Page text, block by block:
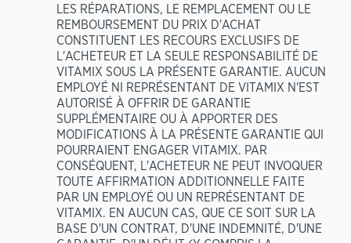
LES RÉPARATIONS, LE REMPLACEMENT OU LE
REMBOURSEMENT DU PRIX D'ACHAT
CONSTITUENT LES RECOURS EXCLUSIFS DE
L'ACHETEUR ET LA SEULE RESPONSABILITÉ DE
VITAMIX SOUS LA PRÉSENTE GARANTIE. AUCUN
EMPLOYÉ NI REPRÉSENTANT DE VITAMIX N'EST
AUTORISÉ À OFFRIR DE GARANTIE
SUPPLÉMENTAIRE OU À APPORTER DES
MODIFICATIONS À LA PRÉSENTE GARANTIE QUI
POURRAIENT ENGAGER VITAMIX. PAR
CONSÉQUENT, L'ACHETEUR NE PEUT INVOQUER
TOUTE AFFIRMATION ADDITIONNELLE FAITE
PAR UN EMPLOYÉ OU UN REPRÉSENTANT DE
VITAMIX. EN AUCUN CAS, QUE CE SOIT SUR LA
BASE D'UN CONTRAT, D'UNE INDEMNITÉ, D'UNE